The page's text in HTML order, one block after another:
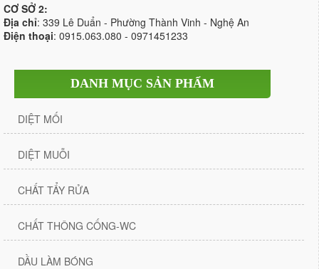
CƠ SỞ 2:
Địa chỉ: 339 Lê Duẩn - Phường Thành Vinh - Nghệ An
Điện thoại: 0915.063.080 - 0971451233
DANH MỤC SẢN PHẨM
DIỆT MỐI
DIỆT MUỖI
CHẤT TẨY RỬA
CHẤT THÔNG CỐNG-WC
DẦU LÀM BÓNG